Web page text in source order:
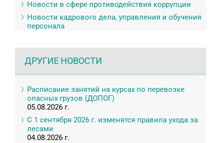
Новости в сфере противодействия коррупции
Новости кадрового дела, управления и обучения
персонала
ДРУГИЕ НОВОСТИ
Расписание занятий на курсах по перевозке
опасных грузов (ДОПОГ)
05.08.2026 г.
С 1 сентября 2026 г. изменятся правила ухода за
лесами
04.08.2026 г.